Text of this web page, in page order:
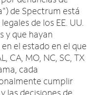
de Spectrum está
de los EE. UU.
y que hayan
el estado en el que
CA, MO, NC, SC, TX
cada
cumplir
las decisiones de